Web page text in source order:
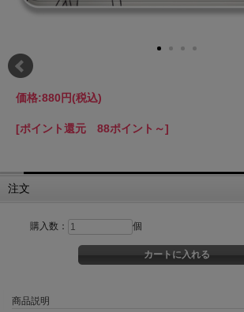
価格:880円(税込)
[ポイント還元 88ポイント～]
注文
購入数： 個
商品説明